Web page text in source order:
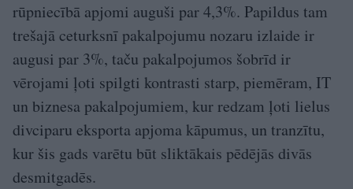
rūpniecībā apjomi auguši par 4,3%. Papildus tam
trešajā ceturksnī pakalpojumu nozaru izlaide ir
augusi par 3%, taču pakalpojumos šobrīd ir
vērojami ļoti spilgti kontrasti starp, piemēram, IT
un biznesa pakalpojumiem, kur redzam ļoti lielus
divciparu eksporta apjoma kāpumus, un tranzītu,
kur šis gads varētu būt sliktākais pēdējās divās
desmitgadēs.